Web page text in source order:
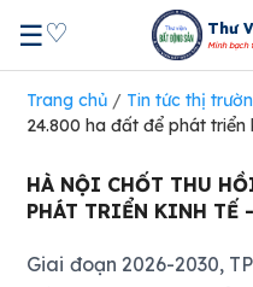
☰♡ Thư
Minh bạch
Trang chủ / Tin tức thị
24.800 ha đất để phát triển
HÀ NỘI CHỐT THU
PHÁT TRIỂN KINH TẾ
Giai đoạn 2026-2030,